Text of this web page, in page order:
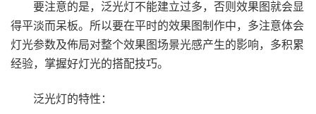
要注意的是，泛光灯不能建立过多，否则效果图就会显
得平淡而呆板。所以要在平时的效果图制作中，多注意体会
灯光参数及佈局对整个效果图场景光感产生的影响，多积累
经验，掌握好灯光的搭配技巧。
泛光灯的特性：